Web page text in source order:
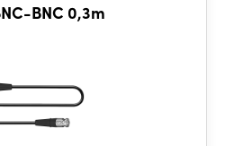
BNC 0,3m